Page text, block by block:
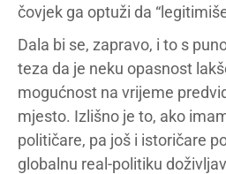
čovjek ga optuži da
Dala bi se, zapravo, i to s
teza da je neku opasnost
mogućnost na vrijeme
mjesto. Izlišno je to, ako
političare, pa još i istoričare
globalnu real-politiku